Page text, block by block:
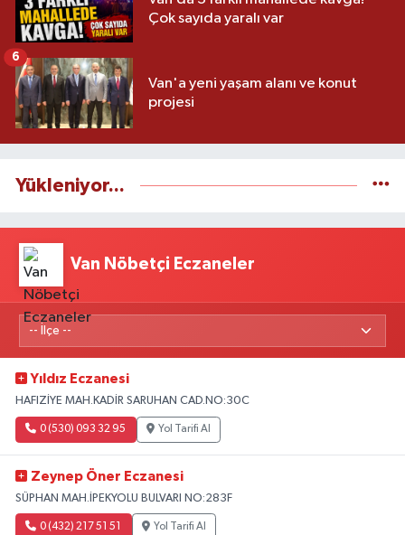
Çok sayıda yaralı var
Van'a yeni yaşam alanı ve konut
projesi
6
Yükleniyor...
Van Nöbetçi Eczaneler
Yıldız Eczanesi
HAFIZİYE MAH.KADİR SARUHAN CAD.NO:30C
0 (530) 093 32 95 Yol Tarifi Al
Zeynep Öner Eczanesi
SÜPHAN MAH.İPEKYOLU BULVARI NO:283F
0 (432) 217 51 51 Yol Tarifi Al